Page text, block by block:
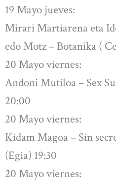
19 Mayo jueves:
Mirari Martiarena eta
edo Motz – Botanika (
20 Mayo viernes:
Andoni Mutiloa – Sex
20:00
20 Mayo viernes:
Kidam Magoa – Sin
(Egia) 19:30
20 Mayo viernes: